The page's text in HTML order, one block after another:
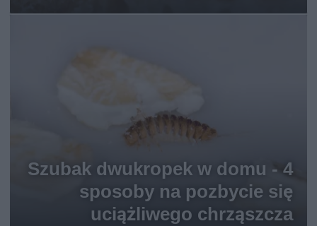
Szubak dwukropek w domu - 4
sposoby na pozbycie się
uciążliwego chrząszcza